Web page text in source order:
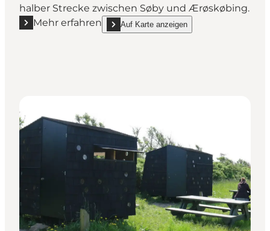
halber Strecke zwischen Søby und Ærøskøbing.
Mehr erfahren
Mehr erfahren "Skåret shelterplads"
Auf Karte anzeigen
show Skåret shelterplads on_map